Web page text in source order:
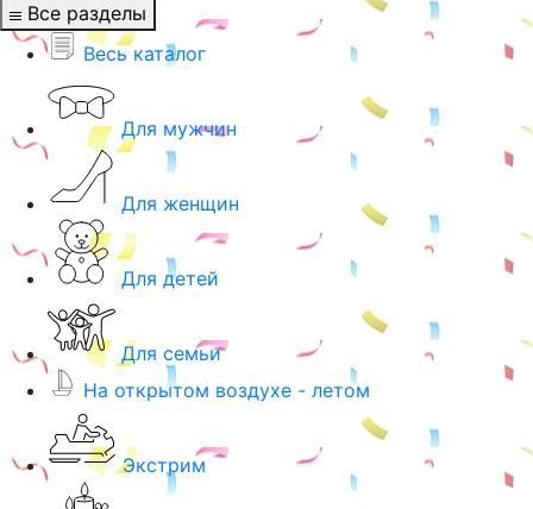
Все разделы
Весь каталог
Для мужчин
Для женщин
Для детей
Для семьи
На открытом воздухе - летом
Экстрим